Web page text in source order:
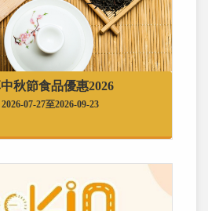
秋節食品優惠2026
07-27至2026-09-23